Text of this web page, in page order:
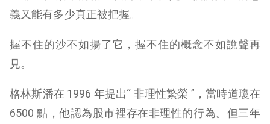
義又能有多少真正被把握。
握不住的沙不如揚了它，握不住的概念不如說聲再
見。
格林斯潘在 1996 年提出“ 非理性繁榮 ”，當時道瓊在
6500 點，他認為股市裡存在非理性的行為。但三年